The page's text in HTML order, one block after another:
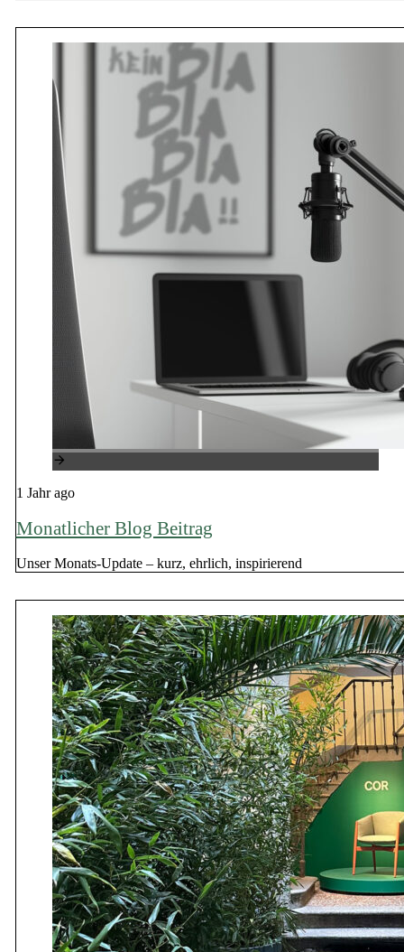
1 Jahr ago
Monatlicher Blog Beitrag
Unser Monats-Update – kurz, ehrlich, inspirierend